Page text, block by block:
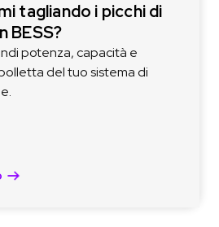
tagliando i picchi di
BESS?
potenza, capacità e
del tuo sistema di